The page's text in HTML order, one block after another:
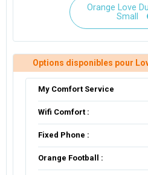
Orange Love
Small
Options disponibles pour
My Comfort Service
Wifi Comfort :
Fixed Phone :
Orange Football :